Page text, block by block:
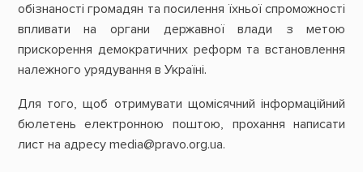
обізнаності громадян та посилення їхньої спроможності
впливати на органи державної влади з метою
прискорення демократичних реформ та встановлення
належного урядування в Україні.
Для того, щоб отримувати щомісячний інформаційний
бюлетень електронною поштою, прохання написати
лист на адресу media@pravo.org.ua.